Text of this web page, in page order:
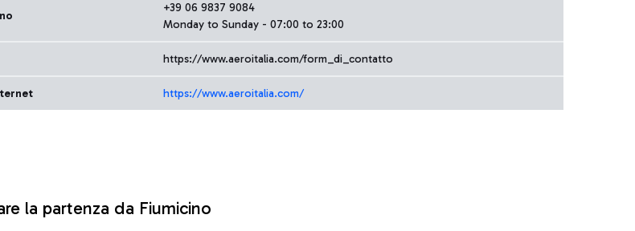
+39 06 9837 9084
Monday to Sunday - 07:00 to 23:00
https://www.aeroitalia.com/form_di_contatto
https://www.aeroitalia.com/
la partenza da Fiumicino